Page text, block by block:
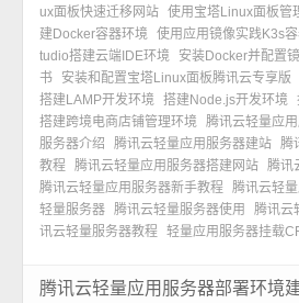
ux面板快速迁移网站 使用宝塔Linux面板管
建Docker容器环境 使用应用镜像实践K3s
tudio搭建云端IDE环境
安装Docker并配置
书
安装和配置宝塔Linux面板腾讯云专享版
搭建LAMP开发环境 搭建Node.js开发环境
搭建跨境电商店铺管理环境 腾讯云轻量应
服务器介绍
腾讯云轻量应用服务器建站 腾
教程
腾讯云轻量应用服务器搭建网站 腾讯
腾讯云轻量应用服务器新手教程
腾讯云轻
轻量服务器 腾讯云轻量服务器使用 腾讯云
讯云轻量服务器教程
轻量应用服务器挂载
腾讯云轻量应用服务器部署环境